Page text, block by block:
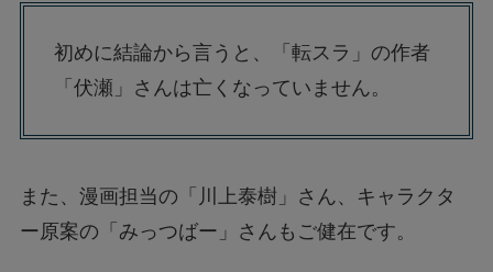
初めに結論から言うと、「転スラ」の作者
「伏瀬」さんは亡くなっていません。
また、漫画担当の「川上泰樹」さん、キャラクタ
ー原案の「みっつばー」さんもご健在です。